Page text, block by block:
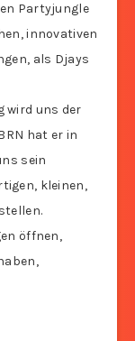
Partyjungle
innovativen
als Djays
wird uns der
hat er in
sein
kleinen,
öffnen,